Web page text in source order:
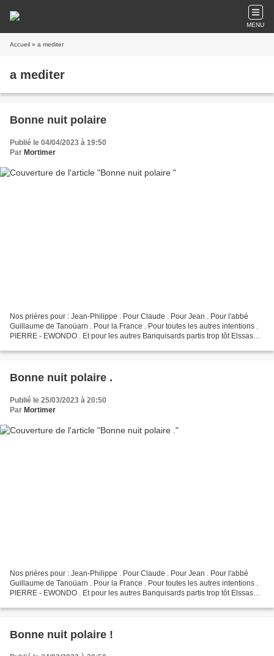
MENU
Accueil » a mediter
a mediter
Bonne nuit polaire
Publié le 04/04/2023 à 19:50
Par Mortimer
Nos prières pour : Jean-Philippe . Pour Claude . Pour Jean . Pour l'abbé
Guillaume de Tanoüarn . Pour la France . Pour toutes les autres intentions .
PIERRE - EWONDO . Et pour les autres Banquisards partis trop tôt Elssaser
Bonne nuit polaire .
Publié le 25/03/2023 à 20:50
Par Mortimer
Nos prières pour : Jean-Philippe . Pour Claude . Pour Jean . Pour l'abbé
Guillaume de Tanoüarn . Pour la France . Pour toutes les autres intentions .
PIERRE - EWONDO . Et pour les autres Banquisards partis trop tôt Elssaser
Bonne nuit polaire !